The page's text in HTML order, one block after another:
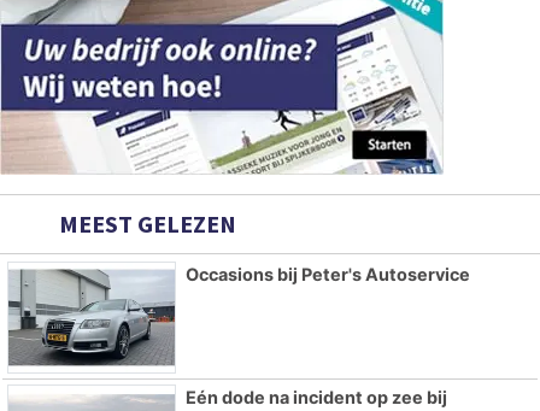
MEEST GELEZEN
Occasions bij Peter's Autoservice
Eén dode na incident op zee bij